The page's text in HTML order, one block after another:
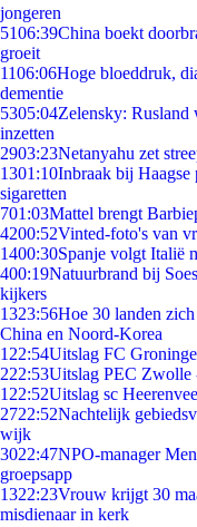
jongeren
5106:39China boekt
groeit
1106:06Hoge bloeddruk,
dementie
5305:04Zelensky:
inzetten
2903:23Netanyahu zet
1301:10Inbraak bij Haagse
sigaretten
701:03Mattel brengt
4200:52Vinted-foto's van
1400:30Spanje volgt Italië
400:19Natuurbrand bij
kijkers
1323:56Hoe 30 landen
China en Noord-Korea
1 22:54Uitslag FC
222:53Uitslag PEC Zwolle
1 22:52Uitslag sc
2722:52Nachtelijk
wijk
3022:47NPO-manager
groepsapp
1322:23Vrouw krijgt 30
misdienaar in kerk